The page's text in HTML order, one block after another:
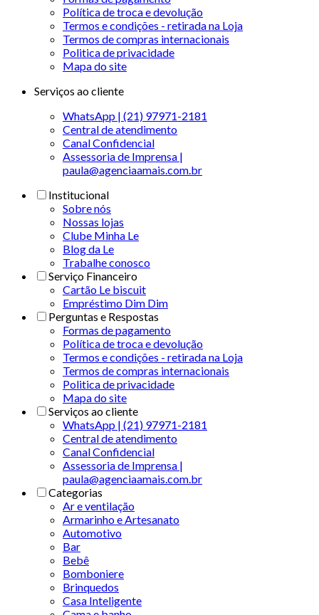
Política de troca e devolução
Termos e condições - retirada na Loja
Termos de compras internacionais
Politica de privacidade
Mapa do site
Serviços ao cliente
WhatsApp | (21) 97971-2181
Central de atendimento
Canal Confidencial
Assessoria de Imprensa |
paula@agenciaamais.com.br
Institucional
Sobre nós
Nossas lojas
Clube Minha Le
Blog da Le
Trabalhe conosco
Serviço Financeiro
Cartão Le biscuit
Empréstimo Dim Dim
Perguntas e Respostas
Formas de pagamento
Política de troca e devolução
Termos e condições - retirada na Loja
Termos de compras internacionais
Politica de privacidade
Mapa do site
Serviços ao cliente
WhatsApp | (21) 97971-2181
Central de atendimento
Canal Confidencial
Assessoria de Imprensa |
paula@agenciaamais.com.br
Categorias
Ar e ventilação
Armarinho e Artesanato
Automotivo
Bar
Bebê
Bomboniere
Brinquedos
Casa Inteligente